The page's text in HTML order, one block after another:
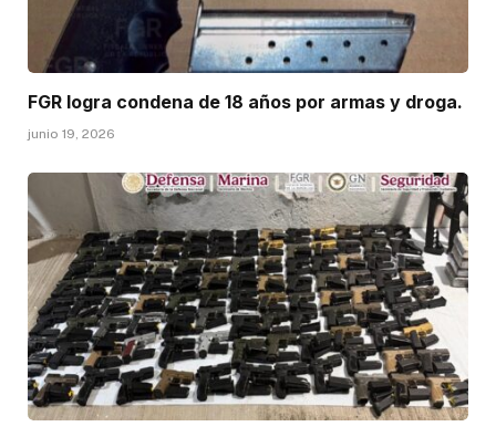
FGR logra condena de 18 años por armas y droga.
junio 19, 2026